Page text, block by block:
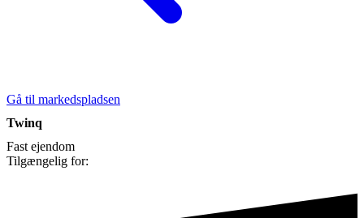
Gå til markedspladsen
Twinq
Fast ejendom
Tilgængelig for: